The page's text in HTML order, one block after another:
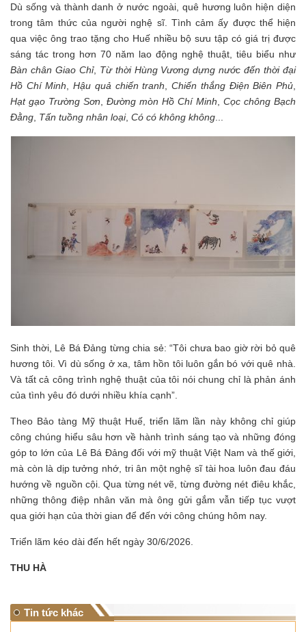
Dù sống và thành danh ở nước ngoài, quê hương luôn hiện diện
trong tâm thức của người nghệ sĩ. Tình cảm ấy được thể hiện
qua việc ông trao tặng cho Huế nhiều bộ sưu tập có giá trị được
sáng tác trong hơn 70 năm lao động nghệ thuật, tiêu biểu như
Bàn chân Giao Chỉ, Từ thời Hùng Vương dựng nước đến thời đại
Hồ Chí Minh ,Hậu quả chiến tranh ,Chiến thắng Điện Biên Phủ
Hạt gạo Trường Sơn
Đường mòn Hồ Chí Minh
Cọc chông Bạch
Đằng Tấn tuồng nhân loại, Có có không không
Sinh thời, Lê Bá Đảng từng chia sẻ: “Tôi chưa bao giờ rời bỏ quê
hương tôi. Vì dù sống ở xa, tâm hồn tôi luôn gắn bó với quê nhà.
Và tất cả công trình nghệ thuật của tôi nói chung chỉ là phản ánh
của tình yêu đó dưới nhiều khía cạnh”.
Theo Bảo tàng Mỹ thuật Huế, triển lãm lần này không chỉ giúp
công chúng hiểu sâu hơn về hành trình sáng tạo và những đóng
góp to lớn của Lê Bá Đảng đối với mỹ thuật Việt Nam và thế giới,
mà còn là dịp tưởng nhớ, tri ân một nghệ sĩ tài hoa luôn đau đáu
hướng về nguồn cội. Qua từng nét vẽ, từng đường nét điêu khắc,
những thông điệp nhân văn mà ông gửi gắm vẫn tiếp tục vượt
qua giới hạn của thời gian để đến với công chúng hôm nay.
Triển lãm kéo dài đến hết ngày 30/6/2026.
THU HÀ
Tin tức khác